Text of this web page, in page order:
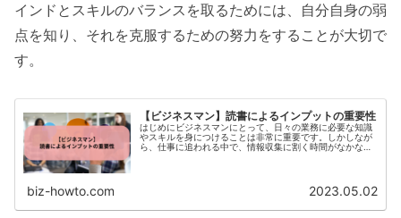
インドとスキルのバランスを取るためには、自分自身の弱
点を知り、それを克服するための努力をすることが大切で
す。
【ビジネスマン】読書によるインプットの重要性
はじめにビジネスマンにとって、日々の業務に必要な知識
やスキルを身につけることは非常に重要です。しかしなが
ら、仕事に追われる中で、情報収集に割く時間がなかなか
biz-howto.com 2023.05.02